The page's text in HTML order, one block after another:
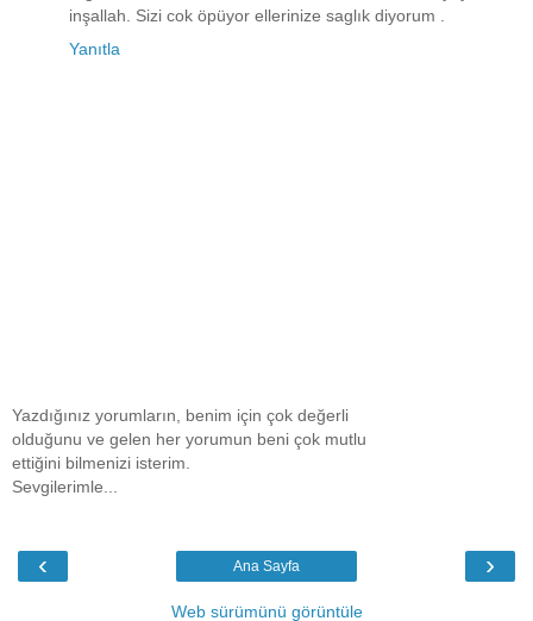
inşallah. Sizi cok öpüyor ellerinize saglık diyorum .
Yanıtla
Yazdığınız yorumların, benim için çok değerli
olduğunu ve gelen her yorumun beni çok mutlu
ettiğini bilmenizi isterim.
Sevgilerimle...
‹ ›
Ana Sayfa
Web sürümünü görüntüle